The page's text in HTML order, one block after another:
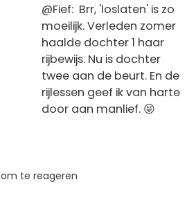
@Fief: Brr, 'loslaten' is zo
moeilijk. Verleden zomer
haalde dochter 1 haar
rijbewijs. Nu is dochter
twee aan de beurt. En de
rijlessen geef ik van harte
door aan manlief. 😝
om te reageren